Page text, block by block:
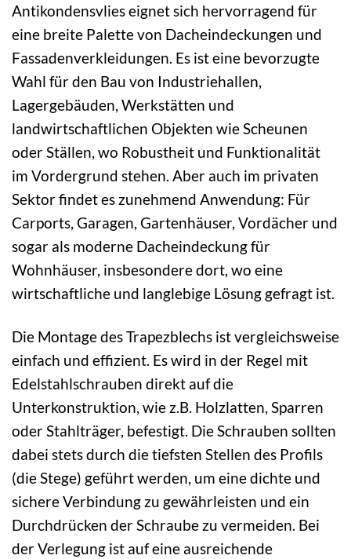
Antikondensvlies eignet sich hervorragend für
eine breite Palette von Dacheindeckungen und
Fassadenverkleidungen. Es ist eine bevorzugte
Wahl für den Bau von Industriehallen,
Lagergebäuden, Werkstätten und
landwirtschaftlichen Objekten wie Scheunen
oder Ställen, wo Robustheit und Funktionalität
im Vordergrund stehen. Aber auch im privaten
Sektor findet es zunehmend Anwendung: Für
Carports, Garagen, Gartenhäuser, Vordächer und
sogar als moderne Dacheindeckung für
Wohnhäuser, insbesondere dort, wo eine
wirtschaftliche und langlebige Lösung gefragt ist.
Die Montage des Trapezblechs ist vergleichsweise
einfach und effizient. Es wird in der Regel mit
Edelstahlschrauben direkt auf die
Unterkonstruktion, wie z.B. Holzlatten, Sparren
oder Stahlträger, befestigt. Die Schrauben sollten
dabei stets durch die tiefsten Stellen des Profils
(die Stege) geführt werden, um eine dichte und
sichere Verbindung zu gewährleisten und ein
Durchdrücken der Schraube zu vermeiden. Bei
der Verlegung ist auf eine ausreichende